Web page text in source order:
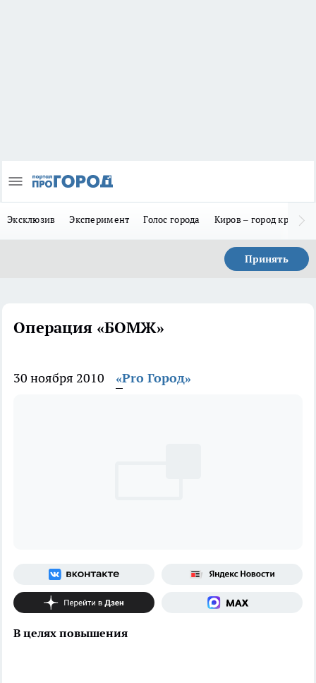
Эксклюзив Эксперимент Голос города Киров – город
Принять
Операция «БОМЖ»
30 ноября 2010 «Pro Город»
В целях повышения